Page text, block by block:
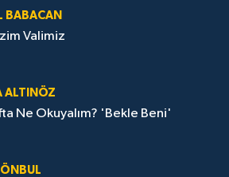
BABACAN
Valimiz
ALTINÖZ
Ne Okuyalım? 'Bekle Beni'